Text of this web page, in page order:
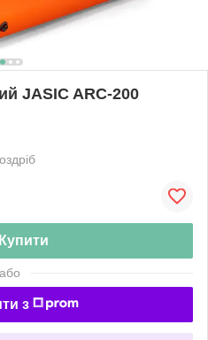
JASIC ARC-200
Купити
або
з